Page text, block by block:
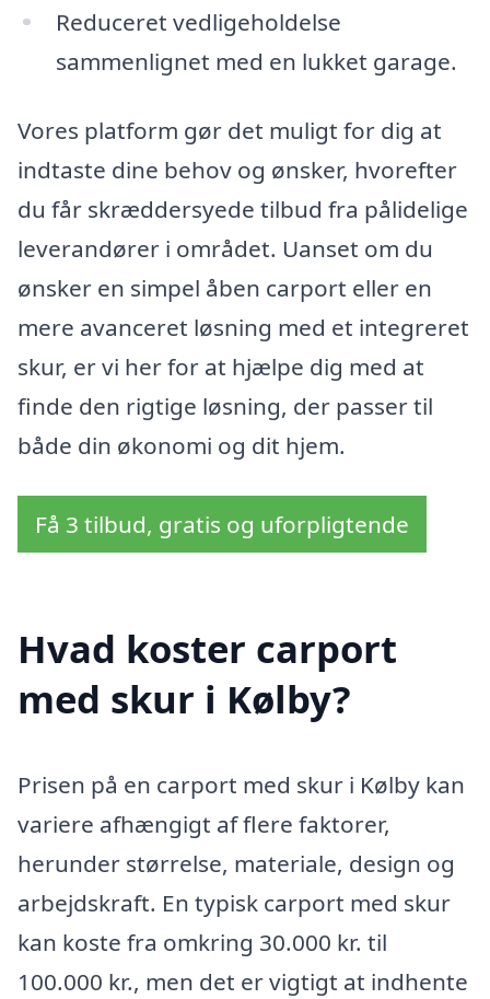
Reduceret vedligeholdelse
sammenlignet med en lukket garage.
Vores platform gør det muligt for dig at
indtaste dine behov og ønsker, hvorefter
du får skræddersyede tilbud fra pålidelige
leverandører i området. Uanset om du
ønsker en simpel åben carport eller en
mere avanceret løsning med et integreret
skur, er vi her for at hjælpe dig med at
finde den rigtige løsning, der passer til
både din økonomi og dit hjem.
Få 3 tilbud, gratis og uforpligtende
Hvad koster carport
med skur i Kølby?
Prisen på en carport med skur i Kølby kan
variere afhængigt af flere faktorer,
herunder størrelse, materiale, design og
arbejdskraft. En typisk carport med skur
kan koste fra omkring 30.000 kr. til
100.000 kr., men det er vigtigt at indhente